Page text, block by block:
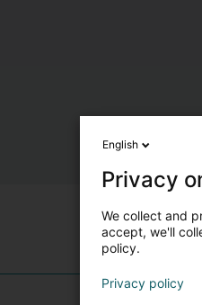
English
Privacy
We collect and
accept, we'll
policy.
Privacy policy